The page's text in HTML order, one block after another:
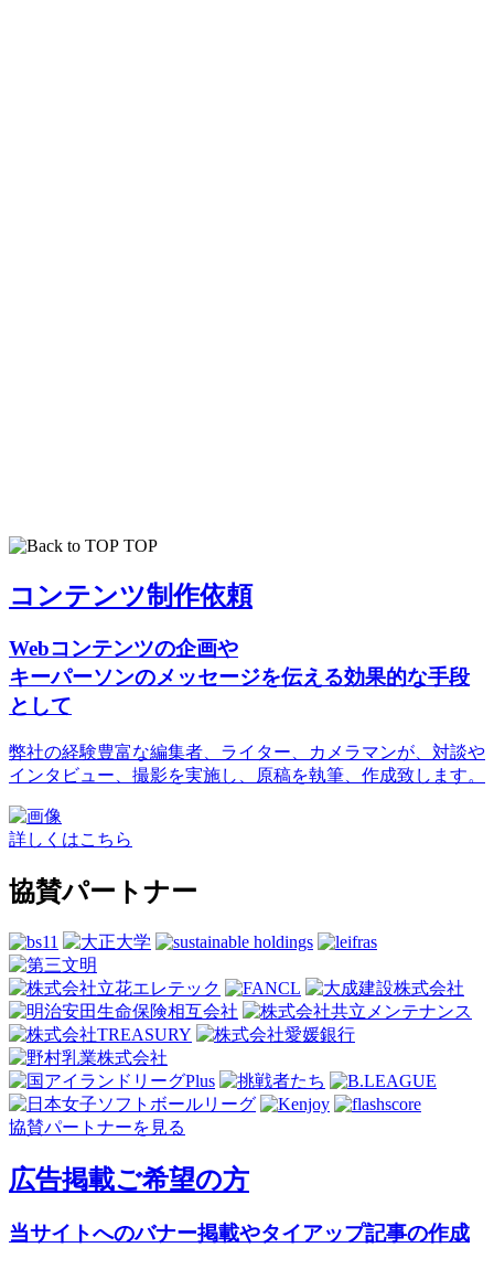
TOP
コンテンツ制作依頼
Webコンテンツの企画や
キーパーソンのメッセージを伝える効果的な手段
として
弊社の経験豊富な編集者、ライター、カメラマンが、対談や
インタビュー、撮影を実施し、原稿を執筆、作成致します。
詳しくはこちら
協賛パートナー
協賛パートナーを見る
広告掲載ご希望の方
当サイトへのバナー掲載やタイアップ記事の作成